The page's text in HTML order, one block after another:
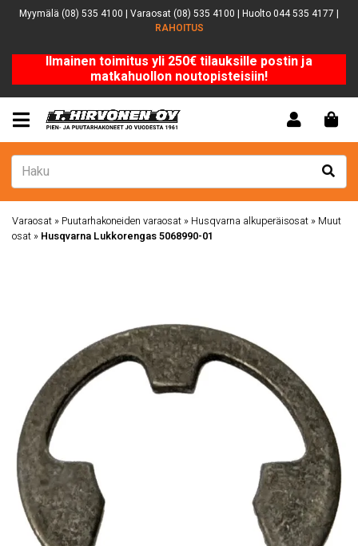
Myymälä (08) 535 4100 | Varaosat (08) 535 4100 | Huolto 044 535 4177 |
RAHOITUS
Ilmainen toimitus yli 250€ tilauksille postin ja
matkahuollon noutopisteisiin!
Varaosat » Puutarhakoneiden varaosat » Husqvarna alkuperäisosat » Muut
osat » Husqvarna Lukkorengas 5068990-01